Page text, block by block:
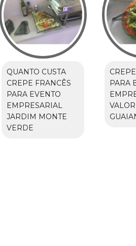
QUANTO CUSTA
CREPE FRANCÊS
PARA EVENTO
EMPRESARIAL
JARDIM MONTE
VERDE
PARA